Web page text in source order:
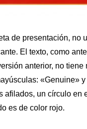
de presentación,
El texto, como
anterior, no
«Genuine»
afilados, un círculo
es de color rojo.